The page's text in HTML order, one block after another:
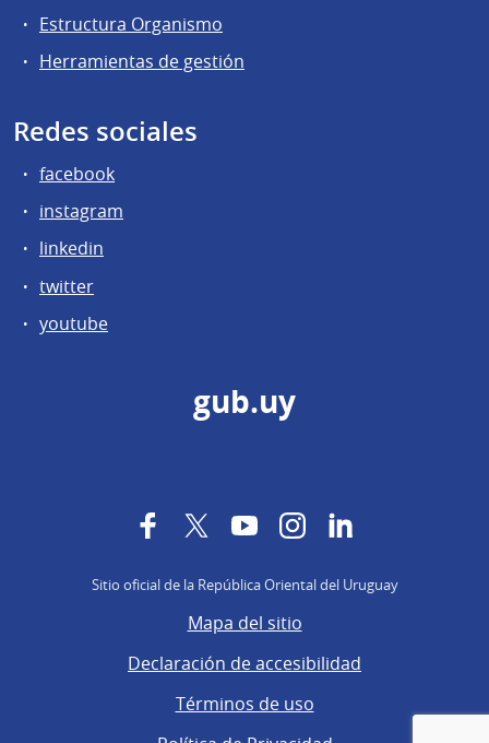
Estructura Organismo
Herramientas de gestión
Redes sociales
facebook
instagram
linkedin
twitter
youtube
gub.uy
FacebookTwitterYouTubeInstagram
Sitio oficial de la República Oriental del Uruguay
Mapa del sitio
Declaración de accesibilidad
Términos de uso